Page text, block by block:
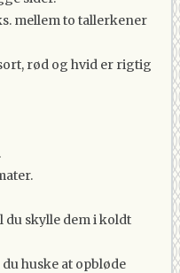
mellem to tallerkener
rød og hvid er rigtig
du skylle dem i koldt
huske at opbløde